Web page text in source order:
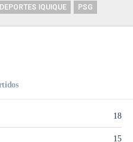
DEPORTES IQUIQUE PSG